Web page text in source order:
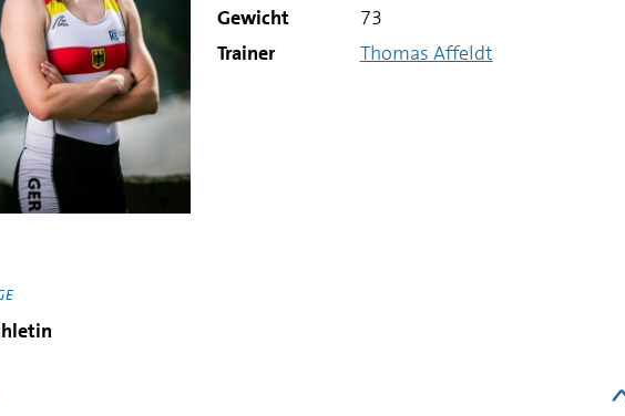
Gewicht
73
Trainer
Thomas Affeldt